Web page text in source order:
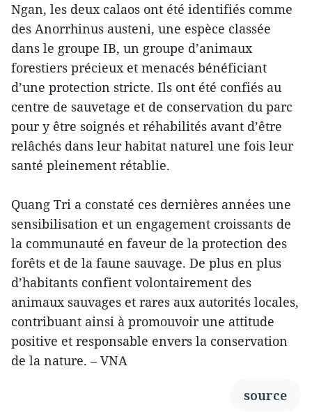
Ngan, les deux calaos ont été identifiés comme
des Anorrhinus austeni, une espèce classée
dans le groupe IB, un groupe d’animaux
forestiers précieux et menacés bénéficiant
d’une protection stricte. Ils ont été confiés au
centre de sauvetage et de conservation du parc
pour y être soignés et réhabilités avant d’être
relâchés dans leur habitat naturel une fois leur
santé pleinement rétablie.
Quang Tri a constaté ces dernières années une
sensibilisation et un engagement croissants de
la communauté en faveur de la protection des
forêts et de la faune sauvage. De plus en plus
d’habitants confient volontairement des
animaux sauvages et rares aux autorités locales,
contribuant ainsi à promouvoir une attitude
positive et responsable envers la conservation
de la nature. – VNA
source